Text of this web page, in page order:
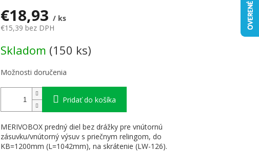
€18,93 / ks
€15,39 bez DPH
Skladom (150 ks)
Možnosti doručenia
Pridať do košíka
MERIVOBOX predný diel bez drážky pre vnútornú
zásuvku/vnútorný výsuv s priečnym relingom, do
KB=1200mm (L=1042mm), na skrátenie (LW-126).